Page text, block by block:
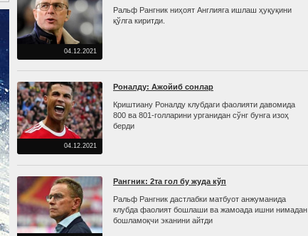
04.12.2021
Ральф Рангник ниҳоят Англияга ишлаш ҳуқуқини
қўлга киритди.
04.12.2021
Роналду: Ажойиб сонлар
Криштиану Роналду клубдаги фаолияти давомида
800 ва 801-голларини урганидан сўнг бунга изоҳ
берди
Рангник: 2та гол бу жуда кўп
Ральф Рангник дастлабки матбуот анжуманида
клубда фаолият бошлаши ва жамоада ишни нимадан
бошламоқчи эканини айтди